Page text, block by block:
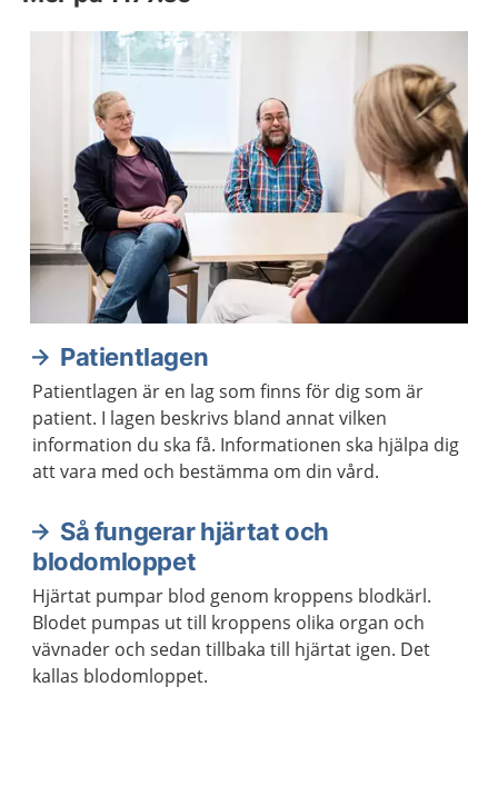
Patientlagen
Patientlagen är en lag som finns för dig som är
patient. I lagen beskrivs bland annat vilken
information du ska få. Informationen ska hjälpa dig
att vara med och bestämma om din vård.
Så fungerar hjärtat och
blodomloppet
Hjärtat pumpar blod genom kroppens blodkärl.
Blodet pumpas ut till kroppens olika organ och
vävnader och sedan tillbaka till hjärtat igen. Det
kallas blodomloppet.